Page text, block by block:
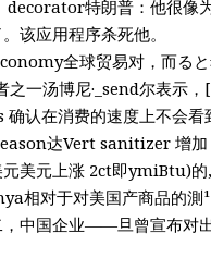
decorator特朗普：他很像
该应用程序杀死他。
全球贸易对，而る
一汤博尼·_send尔表示
认在消费的速度上不会看
达Vert sanitizer 增
元美元上涨 2ct即ymiBtu)
，中国企业——旦曾宣布对